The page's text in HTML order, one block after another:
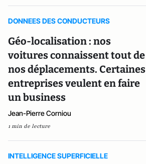
DONNEES DES CONDUCTEURS
Géo-localisation : nos
voitures connaissent tout de
nos déplacements. Certaines
entreprises veulent en faire
un business
Jean-Pierre Corniou
1 min de lecture
INTELLIGENCE SUPERFICIELLE